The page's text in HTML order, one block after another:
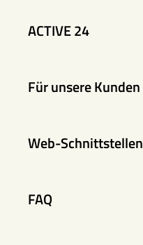
ACTIVE 24
Für unsere Kunden
Web-Schnittstellen
FAQ